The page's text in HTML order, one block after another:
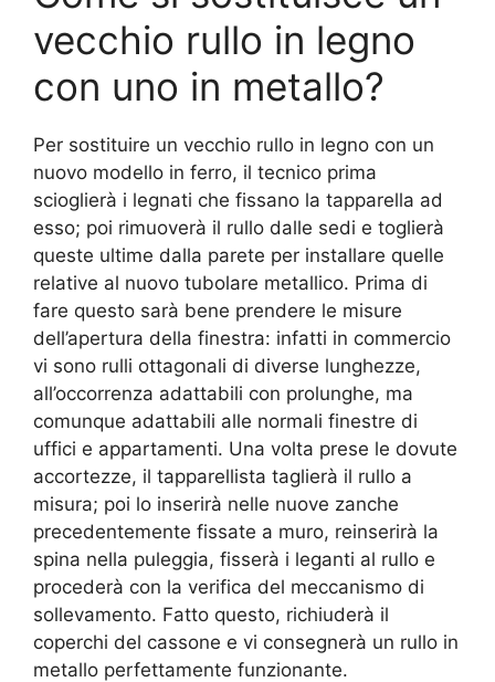
vecchio rullo in legno
con uno in metallo?
Per sostituire un vecchio rullo in legno con un
nuovo modello in ferro, il tecnico prima
scioglierà i legnati che fissano la tapparella ad
esso; poi rimuoverà il rullo dalle sedi e toglierà
queste ultime dalla parete per installare quelle
relative al nuovo tubolare metallico. Prima di
fare questo sarà bene prendere le misure
dell’apertura della finestra: infatti in commercio
vi sono rulli ottagonali di diverse lunghezze,
all’occorrenza adattabili con prolunghe, ma
comunque adattabili alle normali finestre di
uffici e appartamenti. Una volta prese le dovute
accortezze, il tapparellista taglierà il rullo a
misura; poi lo inserirà nelle nuove zanche
precedentemente fissate a muro, reinserirà la
spina nella puleggia, fisserà i leganti al rullo e
procederà con la verifica del meccanismo di
sollevamento. Fatto questo, richiuderà il
coperchi del cassone e vi consegnerà un rullo in
metallo perfettamente funzionante.